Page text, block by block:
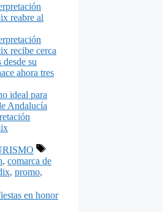
reabre al
recibe cerca
su
ahora tres
ideal para
Andalucía
Etiquetas
, comarca de
, promo,
en honor